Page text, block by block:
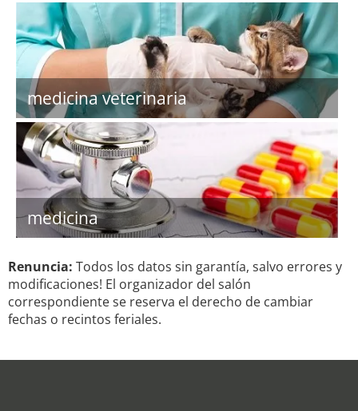
medicina veterinaria
medicina
Renuncia: Todos los datos sin garantía, salvo errores y
modificaciones! El organizador del salón
correspondiente se reserva el derecho de cambiar
fechas o recintos feriales.